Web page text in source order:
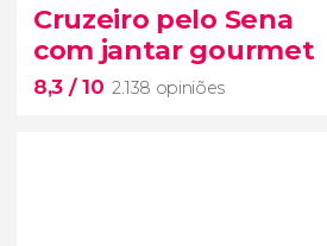
cruzeiro noturno pelo
da Torre Eiffel
ótimo jantar
Cruzeiro pelo Sena
com jantar gourmet
8,3 / 10 2.138 opiniões